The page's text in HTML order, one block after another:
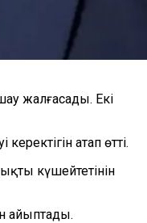
жалғасады. Екі
атап өтті.
күшейтетінін
айыптады.